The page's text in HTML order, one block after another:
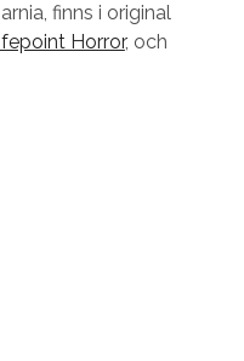
finns i original
Horror, och